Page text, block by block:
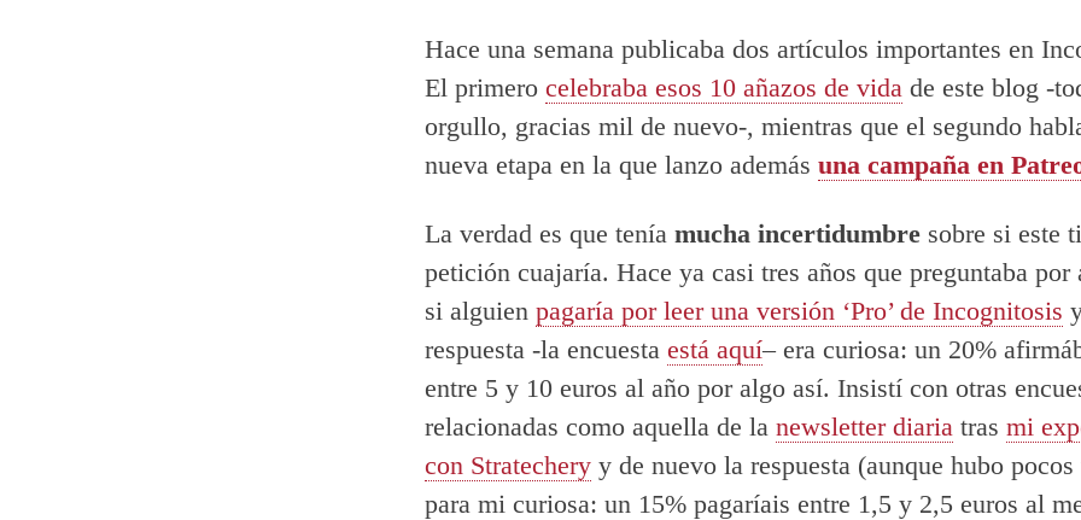
Hace una semana publicaba dos artículos importantes en
El primero celebraba esos 10 añazos de vida de este blog -
orgullo, gracias mil de nuevo-, mientras que el segundo
nueva etapa en la que lanzo además una campaña en
La verdad es que tenía mucha incertidumbre sobre si este
petición cuajaría. Hace ya casi tres años que preguntaba por
si alguien pagaría por leer una versión ‘Pro’ de Incognitosis
respuesta -la encuesta está aquí– era curiosa: un 20%
entre 5 y 10 euros al año por algo así. Insistí con otras
relacionadas como aquella de la newsletter diaria tras mi
con Stratechery y de nuevo la respuesta (aunque hubo
para mi curiosa: un 15% pagaríais entre 1,5 y 2,5 euros al